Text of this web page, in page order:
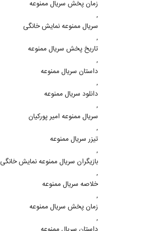
زمان پخش سریال ممنوعه
,
سریال ممنوعه نمایش خانگی
,
تاریخ پخش سریال ممنوعه
,
داستان سریال ممنوعه
,
دانلود سریال ممنوعه
,
سریال ممنوعه امیر پورکیان
,
تیزر سریال ممنوعه
,
بازیگران سریال ممنوعه نمایش خانگی
,
خلاصه سریال ممنوعه
,
زمان پخش سریال ممنوعه
,